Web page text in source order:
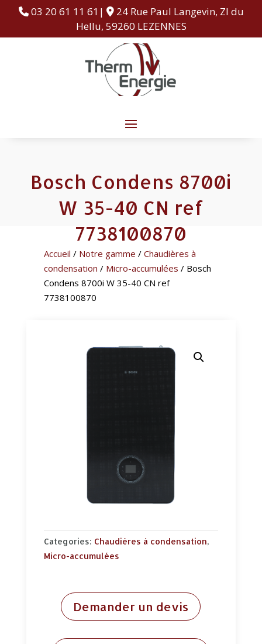
03 20 61 11 61|
24 Rue Paul Langevin, ZI du
Hellu, 59260 LEZENNES
Bosch Condens 8700i
W 35-40 CN ref
7738100870
Accueil / Notre gamme / Chaudières à
condensation / Micro-accumulées / Bosch
Condens 8700i W 35-40 CN ref
7738100870
Categories: Chaudières à condensation,
Micro-accumulées
Demander un devis